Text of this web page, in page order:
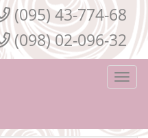
(095) 43-774-68
(098) 02-096-32